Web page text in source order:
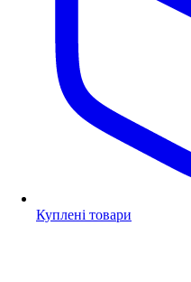
Куплені товари